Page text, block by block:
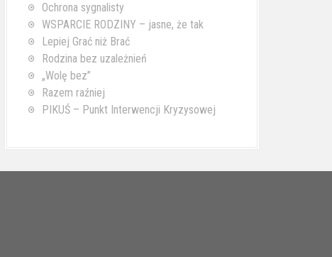
Ochrona sygnalisty
WSPARCIE RODZINY – jasne, że tak
Lepiej Grać niż Brać
Rodzina bez uzależnień
„Wolę bez”
Razem raźniej
PIKUŚ – Punkt Interwencji Kryzysowej